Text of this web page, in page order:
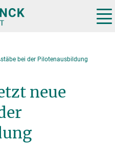
bei der Pilotenausbildung
neue